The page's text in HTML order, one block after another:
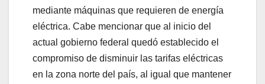
mediante máquinas que requieren de energía
eléctrica. Cabe mencionar que al inicio del
actual gobierno federal quedó establecido el
compromiso de disminuir las tarifas eléctricas
en la zona norte del país, al igual que mantener